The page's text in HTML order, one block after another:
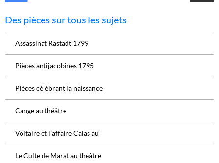
Des pièces sur tous les sujets
Assassinat Rastadt 1799
Pièces antijacobines 1795
Pièces célébrant la naissance
Cange au théâtre
Voltaire et l'affaire Calas au
Le Culte de Marat au théâtre